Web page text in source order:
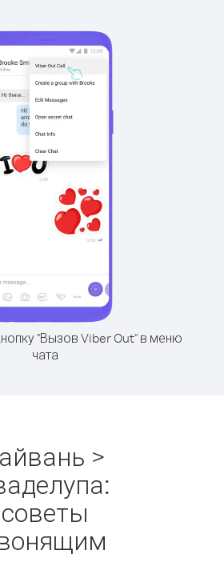
"Вызов Viber Out" в меню
чата
>
советы